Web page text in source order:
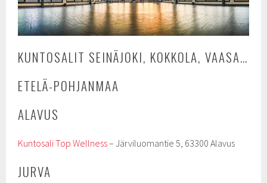
KUNTOSALIT SEINÄJOKI, KOKKOLA, VAASA…
ETELÄ-POHJANMAA
ALAVUS
Kuntosali Top Wellness– Järviluomantie 5, 63300 Alavus
JURVA